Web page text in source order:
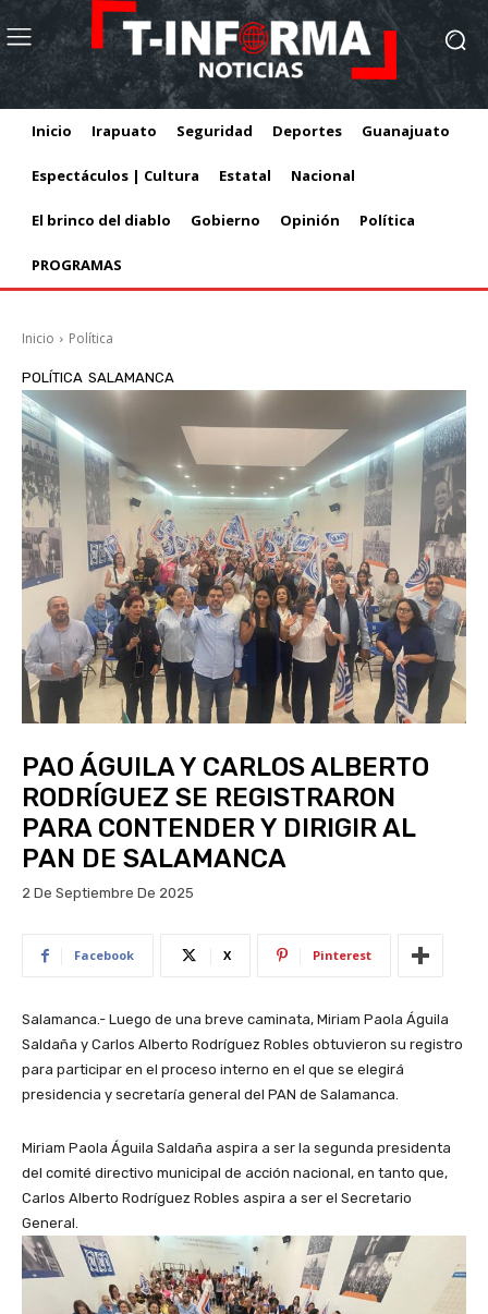
Inicio Irapuato Seguridad Deportes Guanajuato
Espectáculos | Cultura Estatal Nacional
El brinco del diablo Gobierno Opinión Política
PROGRAMAS
Inicio Política
POLÍTICA SALAMANCA
PAO ÁGUILA Y CARLOS ALBERTO
RODRÍGUEZ SE REGISTRARON
PARA CONTENDER Y DIRIGIR AL
PAN DE SALAMANCA
2 De Septiembre De 2025
Facebook X Pinterest
Salamanca.- Luego de una breve caminata, Miriam Paola Águila
Saldaña y Carlos Alberto Rodríguez Robles obtuvieron su registro
para participar en el proceso interno en el que se elegirá
presidencia y secretaría general del PAN de Salamanca.
Miriam Paola Águila Saldaña aspira a ser la segunda presidenta
del comité directivo municipal de acción nacional, en tanto que,
Carlos Alberto Rodríguez Robles aspira a ser el Secretario
General.